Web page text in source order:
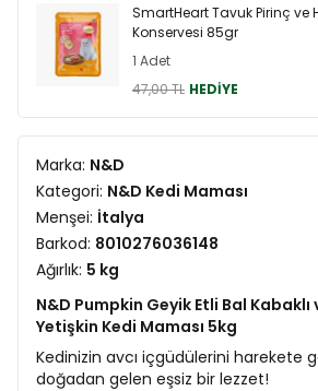
SmartHeart Tavuk Pirinç ve
Konservesi 85gr
1 Adet
47,00 TL HEDİYE
Marka: N&D
Kategori: N&D Kedi Maması
Menşei: İtalya
Barkod: 8010276036148
Ağırlık: 5 kg
N&D Pumpkin Geyik Etli Bal Kabaklı
Yetişkin Kedi Maması 5kg
Kedinizin avcı içgüdülerini harekete
doğadan gelen eşsiz bir lezzet!